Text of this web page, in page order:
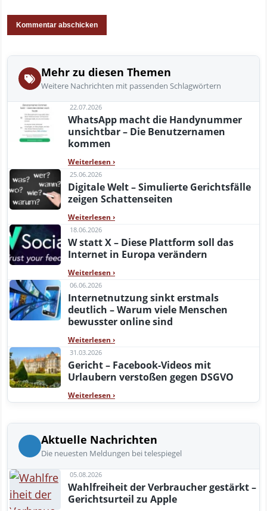
Mehr zu diesen Themen
Weitere Nachrichten mit passenden Schlagwörtern
22.07.2026
WhatsApp macht die Handynummer
unsichtbar – Die Benutzernamen
kommen
Weiterlesen ›
25.06.2026
Digitale Welt – Simulierte Gerichtsfälle
zeigen Schattenseiten
Weiterlesen ›
18.06.2026
W statt X – Diese Plattform soll das
Internet in Europa verändern
Weiterlesen ›
06.06.2026
Internetnutzung sinkt erstmals
deutlich – Warum viele Menschen
bewusster online sind
Weiterlesen ›
31.03.2026
Gericht – Facebook-Videos mit
Urlaubern verstoßen gegen DSGVO
Weiterlesen ›
Aktuelle Nachrichten
Die neuesten Meldungen bei telespiegel
05.08.2026
Wahlfreiheit der Verbraucher gestärkt –
Gerichtsurteil zu Apple